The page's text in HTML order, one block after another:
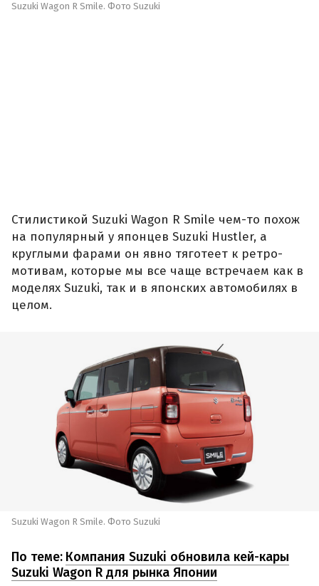
Suzuki Wagon R Smile. Фото Suzuki
Стилистикой Suzuki Wagon R Smile чем-то похож
на популярный у японцев Suzuki Hustler, а
круглыми фарами он явно тяготеет к ретро-
мотивам, которые мы все чаще встречаем как в
моделях Suzuki, так и в японских автомобилях в
целом.
Suzuki Wagon R Smile. Фото Suzuki
По теме: Компания Suzuki обновила кей-кары
Suzuki Wagon R для рынка Японии